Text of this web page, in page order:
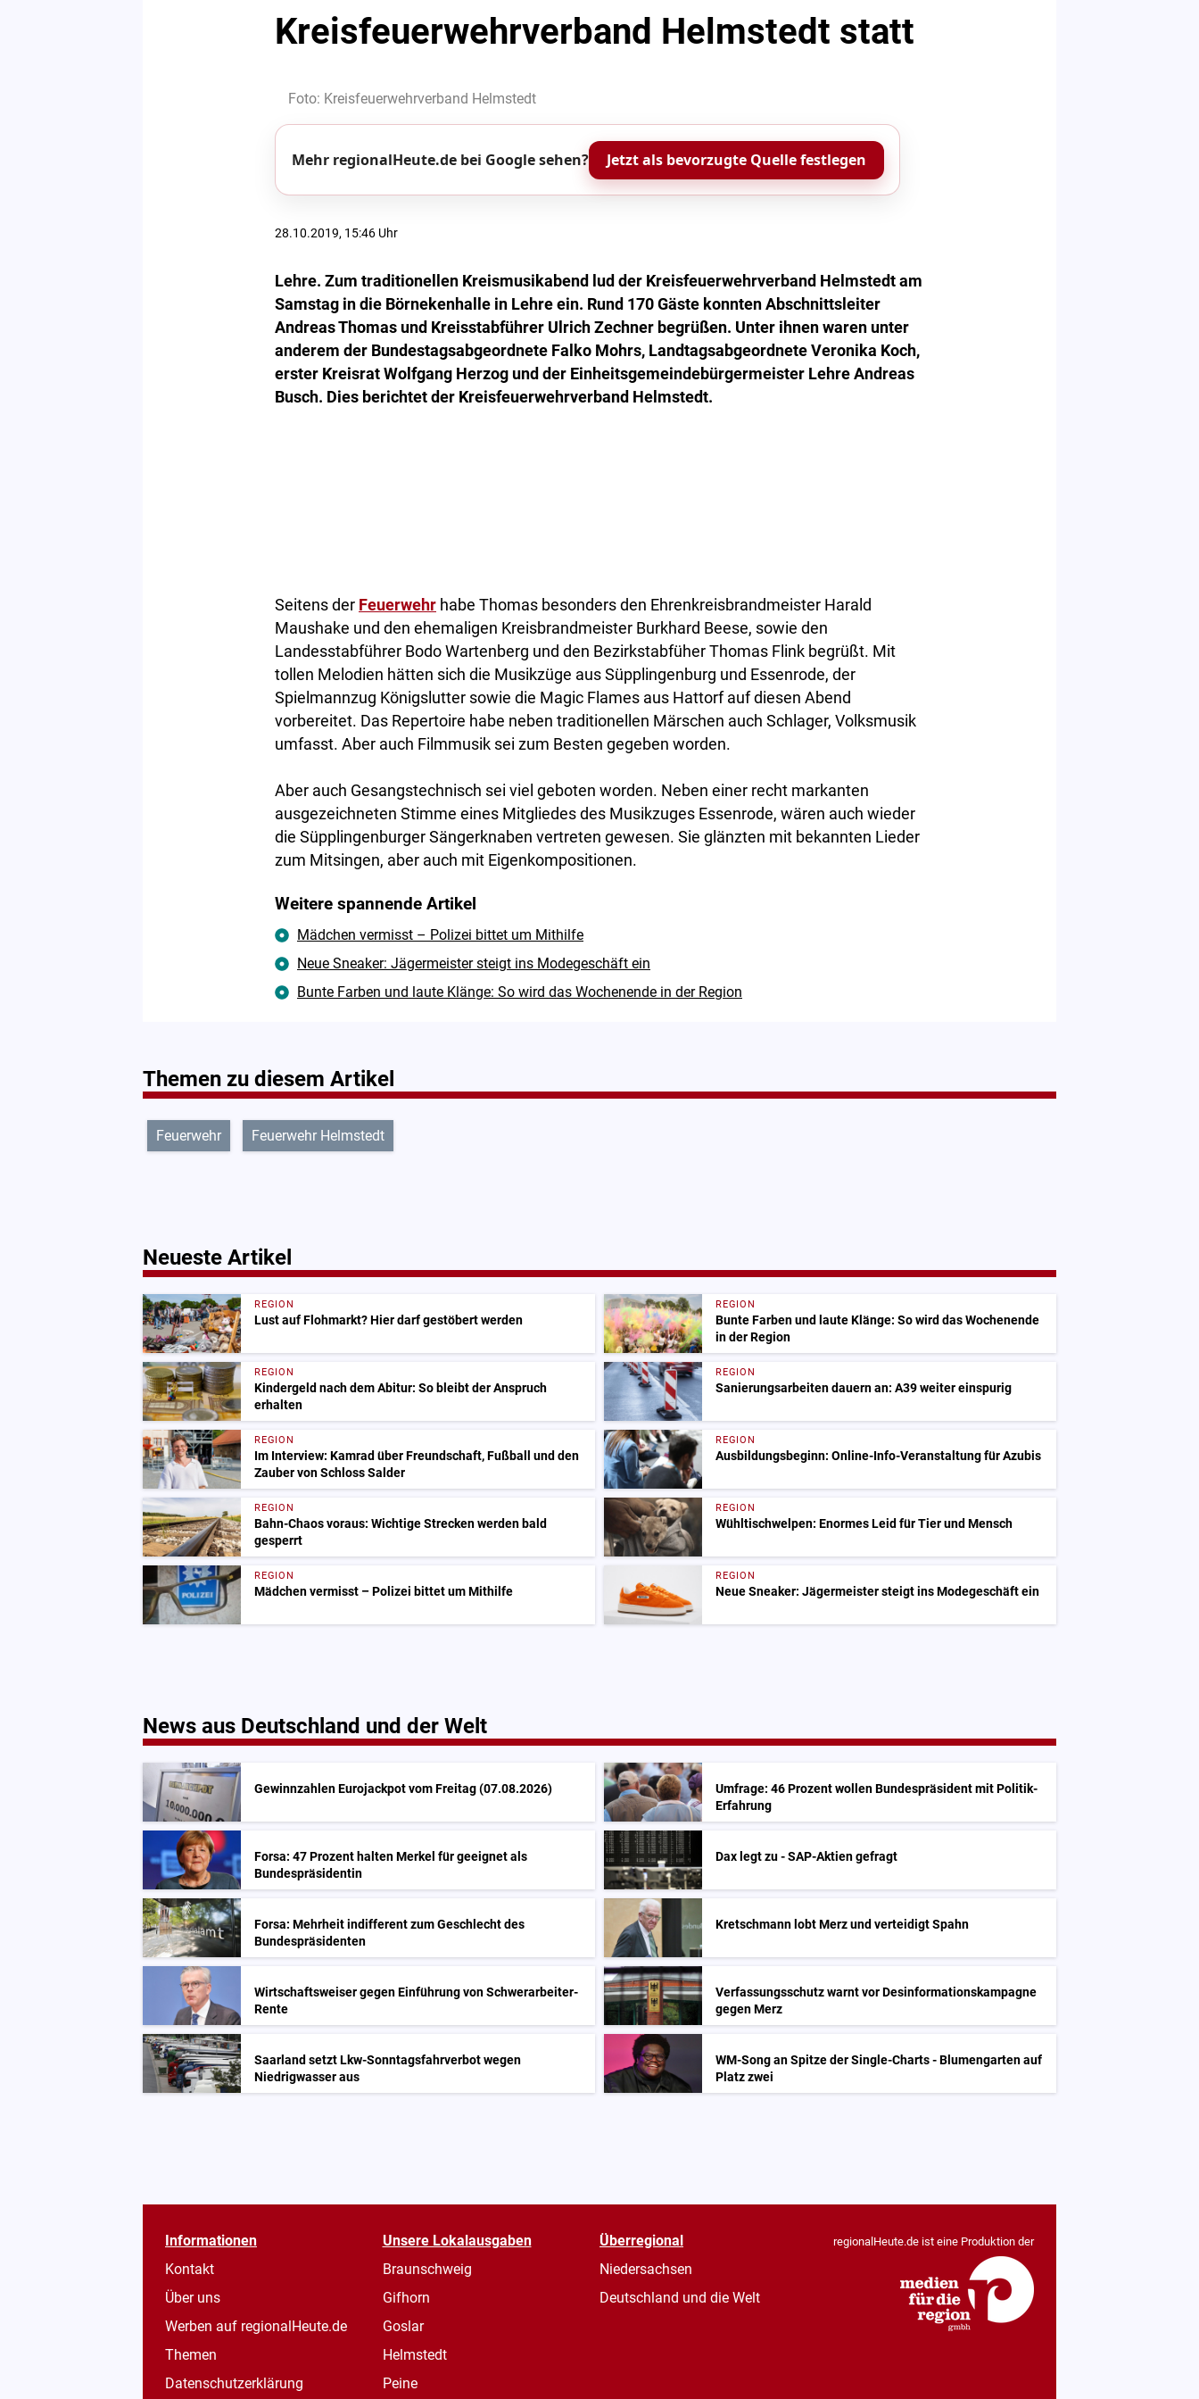
Kreisfeuerwehrverband Helmstedt statt
Foto: Kreisfeuerwehrverband Helmstedt
Mehr regionalHeute.de bei Google sehen? Jetzt als bevorzugte Quelle festlegen
28.10.2019, 15:46 Uhr
Lehre. Zum traditionellen Kreismusikabend lud der Kreisfeuerwehrverband Helmstedt am
Samstag in die Börnekenhalle in Lehre ein. Rund 170 Gäste konnten Abschnittsleiter
Andreas Thomas und Kreisstabführer Ulrich Zechner begrüßen. Unter ihnen waren unter
anderem der Bundestagsabgeordnete Falko Mohrs, Landtagsabgeordnete Veronika Koch,
erster Kreisrat Wolfgang Herzog und der Einheitsgemeindebürgermeister Lehre Andreas
Busch. Dies berichtet der Kreisfeuerwehrverband Helmstedt.
Seitens der Feuerwehr habe Thomas besonders den Ehrenkreisbrandmeister Harald
Maushake und den ehemaligen Kreisbrandmeister Burkhard Beese, sowie den
Landesstabführer Bodo Wartenberg und den Bezirkstabfüher Thomas Flink begrüßt. Mit
tollen Melodien hätten sich die Musikzüge aus Süpplingenburg und Essenrode, der
Spielmannzug Königslutter sowie die Magic Flames aus Hattorf auf diesen Abend
vorbereitet. Das Repertoire habe neben traditionellen Märschen auch Schlager, Volksmusik
umfasst. Aber auch Filmmusik sei zum Besten gegeben worden.
Aber auch Gesangstechnisch sei viel geboten worden. Neben einer recht markanten
ausgezeichneten Stimme eines Mitgliedes des Musikzuges Essenrode, wären auch wieder
die Süpplingenburger Sängerknaben vertreten gewesen. Sie glänzten mit bekannten Lieder
zum Mitsingen, aber auch mit Eigenkompositionen.
Weitere spannende Artikel
Mädchen vermisst – Polizei bittet um Mithilfe
Neue Sneaker: Jägermeister steigt ins Modegeschäft ein
Bunte Farben und laute Klänge: So wird das Wochenende in der Region
Themen zu diesem Artikel
Feuerwehr Feuerwehr Helmstedt
Neueste Artikel
REGION
Lust auf Flohmarkt? Hier darf gestöbert werden
REGION
Bunte Farben und laute Klänge: So wird das Wochenende
in der Region
REGION
Kindergeld nach dem Abitur: So bleibt der Anspruch
erhalten
REGION
Sanierungsarbeiten dauern an: A39 weiter einspurig
REGION
Im Interview: Kamrad über Freundschaft, Fußball und den
Zauber von Schloss Salder
REGION
Ausbildungsbeginn: Online-Info-Veranstaltung für Azubis
REGION
Bahn-Chaos voraus: Wichtige Strecken werden bald
gesperrt
REGION
Wühltischwelpen: Enormes Leid für Tier und Mensch
REGION
Mädchen vermisst – Polizei bittet um Mithilfe
REGION
Neue Sneaker: Jägermeister steigt ins Modegeschäft ein
News aus Deutschland und der Welt
Gewinnzahlen Eurojackpot vom Freitag (07.08.2026)
Umfrage: 46 Prozent wollen Bundespräsident mit Politik-
Erfahrung
Forsa: 47 Prozent halten Merkel für geeignet als
Bundespräsidentin
Dax legt zu - SAP-Aktien gefragt
Forsa: Mehrheit indifferent zum Geschlecht des
Bundespräsidenten
Kretschmann lobt Merz und verteidigt Spahn
Wirtschaftsweiser gegen Einführung von Schwerarbeiter-
Rente
Verfassungsschutz warnt vor Desinformationskampagne
gegen Merz
Saarland setzt Lkw-Sonntagsfahrverbot wegen
Niedrigwasser aus
WM-Song an Spitze der Single-Charts - Blumengarten auf
Platz zwei
Informationen
Kontakt
Über uns
Werben auf regionalHeute.de
Themen
Datenschutzerklärung
Unsere Lokalausgaben
Braunschweig
Gifhorn
Goslar
Helmstedt
Peine
Überregional
Niedersachsen
Deutschland und die Welt
regionalHeute.de ist eine Produktion der